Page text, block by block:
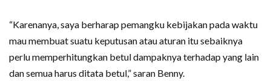
“Karenanya, saya berharap pemangku kebijakan pada waktu
mau membuat suatu keputusan atau aturan itu sebaiknya
perlu memperhitungkan betul dampaknya terhadap yang lain
dan semua harus ditata betul,” saran Benny.